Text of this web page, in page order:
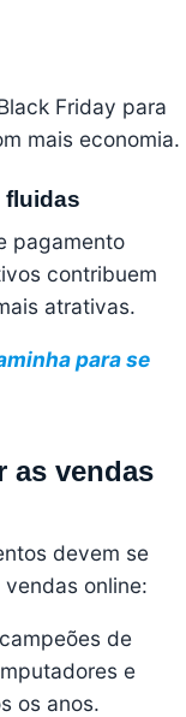
Friday para
mais economia.
fluidas
pagamento
contribuem
atrativas.
para se
as vendas
devem se
online:
de
e
os anos.